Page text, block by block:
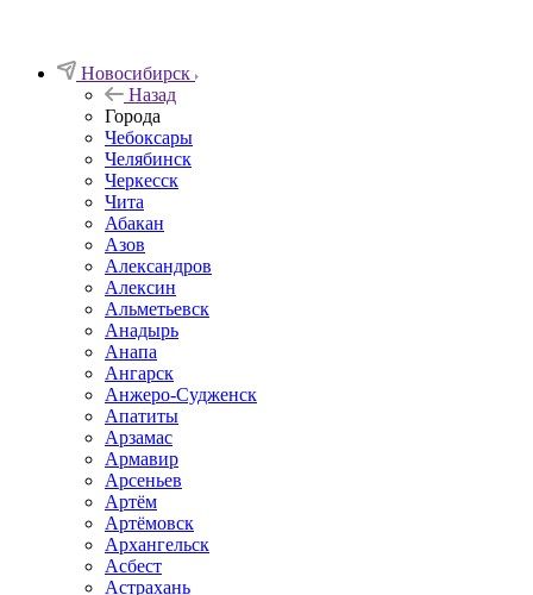
Новосибирск
Назад
Города
Чебоксары
Челябинск
Черкесск
Чита
Абакан
Азов
Александров
Алексин
Альметьевск
Анадырь
Анапа
Ангарск
Анжеро-Судженск
Апатиты
Арзамас
Армавир
Арсеньев
Артём
Артёмовск
Архангельск
Асбест
Астрахань